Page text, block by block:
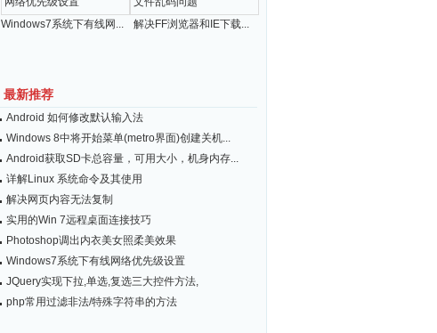
Windows7系统下有线网... 解决FF浏览器和IE下载...
最新推荐
Android 如何修改默认输入法
Windows 8中将开始菜单(metro界面)创建关机...
Android获取SD卡总容量，可用大小，机身内存...
详解Linux 系统命令及其使用
解决网页内容无法复制
实用的Win 7远程桌面连接技巧
Photoshop调出内衣美女照柔美效果
Windows7系统下有线网络优先级设置
JQuery实现下拉,单选,复选三大控件方法,
php常用过滤非法/特殊字符串的方法